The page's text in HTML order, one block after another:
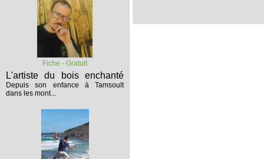
Fiche - Gratuit
L'artiste du bois enchanté
Depuis son enfance à Tamsoult
dans les mont...